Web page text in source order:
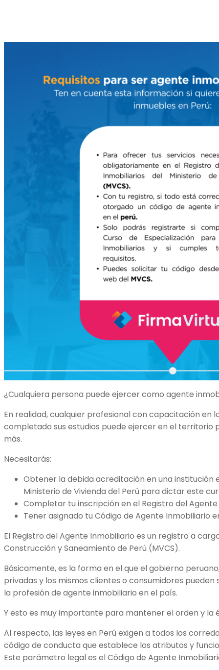
¿Cualquiera persona puede ejercer como agente
En realidad, cualquier profesional con capacitación en
completado sus estudios puede ejercer en el territorio
más.
Necesitarás:
Obtener la debida acreditación en una institución
Ministerio de Vivienda del Perú para dictar este
Completar tu inscripción en el Registro del
Tener asignado tu Código de Agente Inmobiliario
El Registro del Agente Inmobiliario es un registro a
Construcción y Saneamiento de Perú (MVCS).
Básicamente, es la forma en el que el gobierno
privadas y los mismos clientes o consumidores
la profesión de agente inmobiliario en el país.
Y esto es muy importante para mantener el orden y la
Al respecto, las leyes en Perú exigen a todos los
código de conducta que establece los atributos y
Este parámetro legal es el Código de Agente